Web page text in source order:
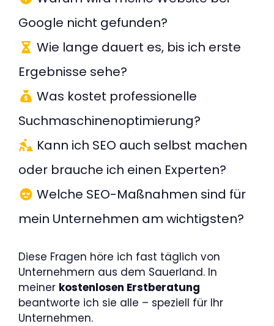
Google nicht gefunden?
Wie lange dauert es, bis ich erste
Ergebnisse sehe?
Was kostet professionelle
Suchmaschinenoptimierung?
Kann ich SEO auch selbst machen
oder brauche ich einen Experten?
Welche SEO-Maßnahmen sind für
mein Unternehmen am wichtigsten?
Diese Fragen höre ich fast täglich von
Unternehmern aus dem Sauerland. In
meiner kostenlosen Erstberatung
beantworte ich sie alle – speziell für Ihr
Unternehmen.